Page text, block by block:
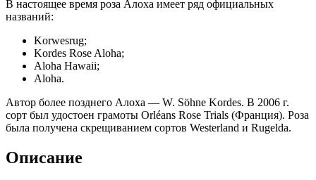
В настоящее время роза Алоха имеет ряд официальных
названий:
Korwesrug;
Kordes Rose Aloha;
Aloha Hawaii;
Aloha.
Автор более позднего Алоха — W. Söhne Kordes. В 2006 г.
сорт был удостоен грамоты Orléans Rose Trials (Франция). Роза
была получена скрещиванием сортов Westerland и Rugelda.
Описание